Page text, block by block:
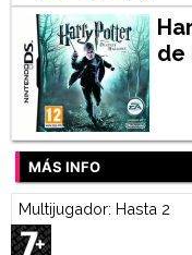
de
MÁS INFO
Multijugador: Hasta 2